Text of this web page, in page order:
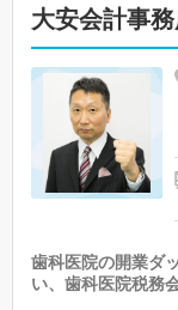
大安会計事
歯科医院の開業ダ
い、歯科医院税務